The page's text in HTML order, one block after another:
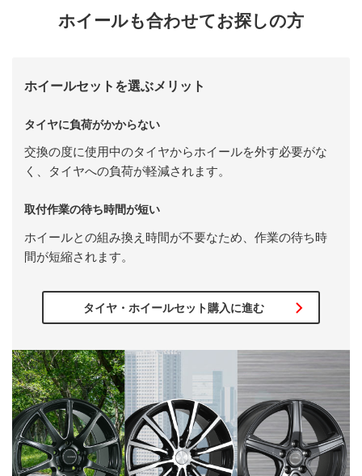
ホイールも合わせてお探しの方
ホイールセットを選ぶメリット
タイヤに負荷がかからない
交換の度に使用中のタイヤからホイールを外す必要がな
く、タイヤへの負荷が軽減されます。
取付作業の待ち時間が短い
ホイールとの組み換え時間が不要なため、作業の待ち時
間が短縮されます。
タイヤ・ホイールセット購入に進む